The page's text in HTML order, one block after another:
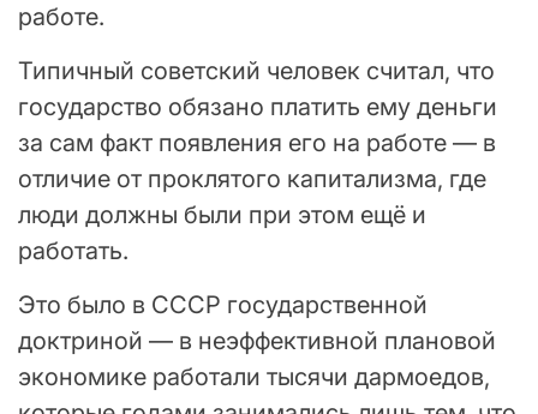
работе.
Типичный советский человек считал, что
государство обязано платить ему деньги
за сам факт появления его на работе — в
отличие от проклятого капитализма, где
люди должны были при этом ещё и
работать.
Это было в СССР государственной
доктриной — в неэффективной плановой
экономике работали тысячи дармоедов,